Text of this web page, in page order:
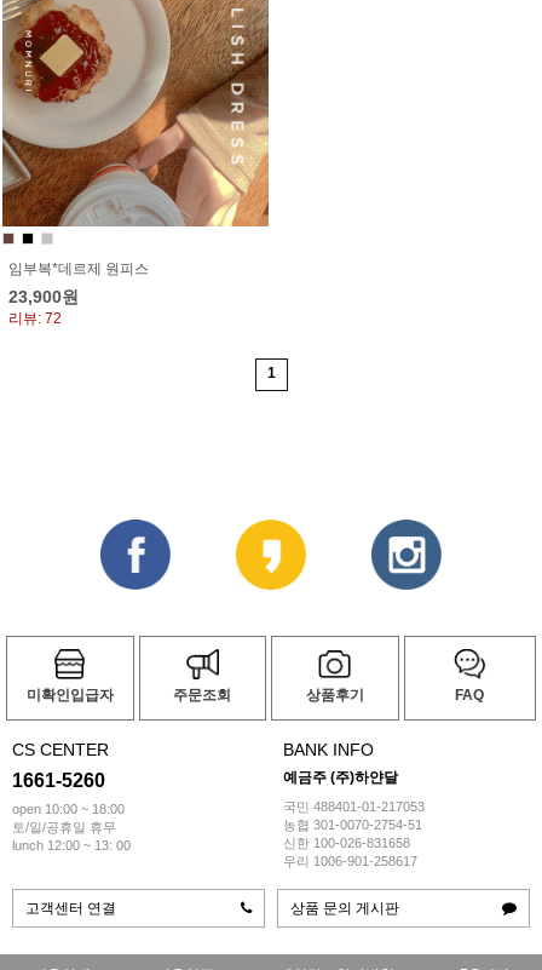
임부복*데르제 원피스
23,900원
리뷰: 72
1
미확인입급자 주문조회 상품후기 FAQ
CS CENTER
1661-5260
open 10:00 ~ 18:00
토/일/공휴일 휴무
lunch 12:00 ~ 13: 00
BANK INFO
예금주 (주)하얀달
국민 488401-01-217053
농협 301-0070-2754-51
신한 100-026-831658
우리 1006-901-258617
고객센터 연결 상품 문의 게시판